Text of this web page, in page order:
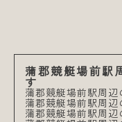
蒲郡競艇場前駅
す
蒲郡競艇場前駅周
蒲郡競艇場前駅周辺
蒲郡競艇場前駅周辺